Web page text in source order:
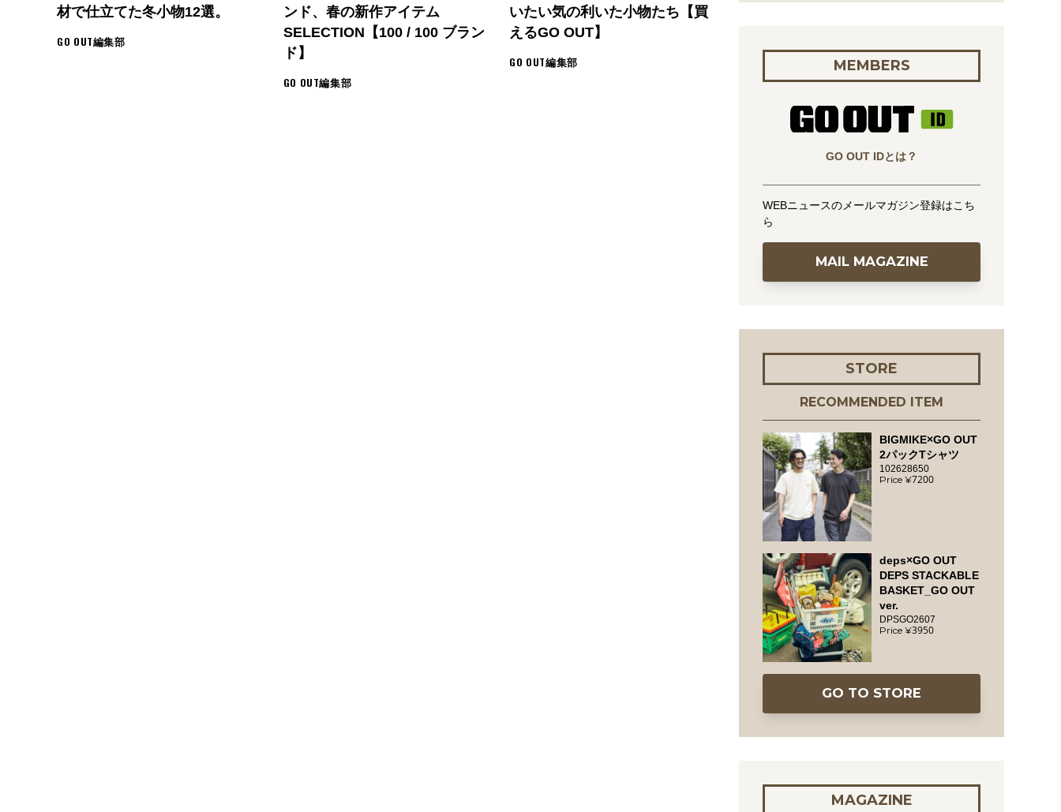
材で仕立てた冬小物12選。
GO OUT編集部
ンド、春の新作アイテム
SELECTION【100 / 100 ブラン
ド】
GO OUT編集部
いたい気の利いた小物たち【買
えるGO OUT】
GO OUT編集部 MEMBERS
GO OUT IDとは？
WEBニュースのメールマガジン登録はこち
ら
MAIL MAGAZINE
STORE
RECOMMENDED ITEM
BIGMIKE×GO OUT
2パックTシャツ
102628650
7200
deps×GO OUT
DEPS STACKABLE
BASKET_GO OUT
ver.
DPSGO2607
3950
GO TO STORE
MAGAZINE